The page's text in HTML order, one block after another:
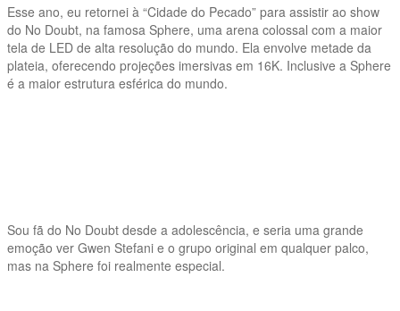
Esse ano, eu retornei à “Cidade do Pecado” para assistir ao show
do No Doubt, na famosa Sphere, uma arena colossal com a maior
tela de LED de alta resolução do mundo. Ela envolve metade da
plateia, oferecendo projeções imersivas em 16K. Inclusive a Sphere
é a maior estrutura esférica do mundo.
Sou fã do No Doubt desde a adolescência, e seria uma grande
emoção ver Gwen Stefani e o grupo original em qualquer palco,
mas na Sphere foi realmente especial.